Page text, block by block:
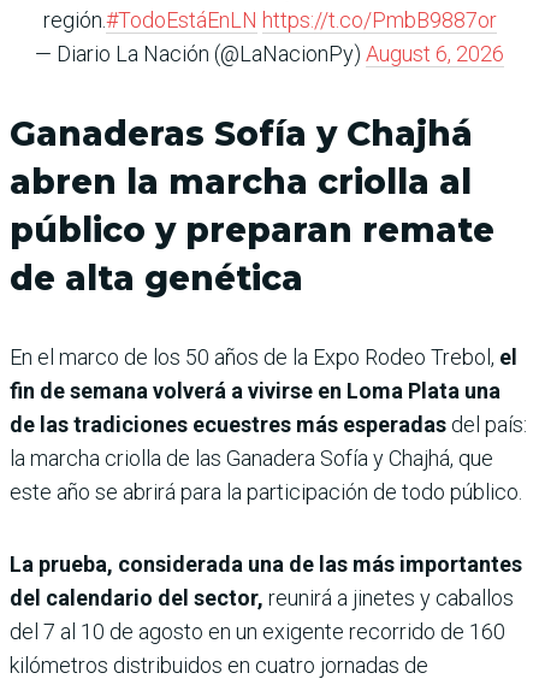
región.#TodoEstáEnLN https://t.co/PmbB9887or
— Diario La Nación (@LaNacionPy) August 6, 2026
Ganaderas Sofía y Chajhá
abren la marcha criolla al
público y preparan remate
de alta genética
En el marco de los 50 años de la Expo Rodeo Trebol, el
fin de semana volverá a vivirse en Loma Plata una
de las tradiciones ecuestres más esperadas del país:
la marcha criolla de las Ganadera Sofía y Chajhá, que
este año se abrirá para la participación de todo público.
La prueba, considerada una de las más importantes
del calendario del sector, reunirá a jinetes y caballos
del 7 al 10 de agosto en un exigente recorrido de 160
kilómetros distribuidos en cuatro jornadas de